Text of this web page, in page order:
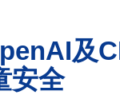
及
安全